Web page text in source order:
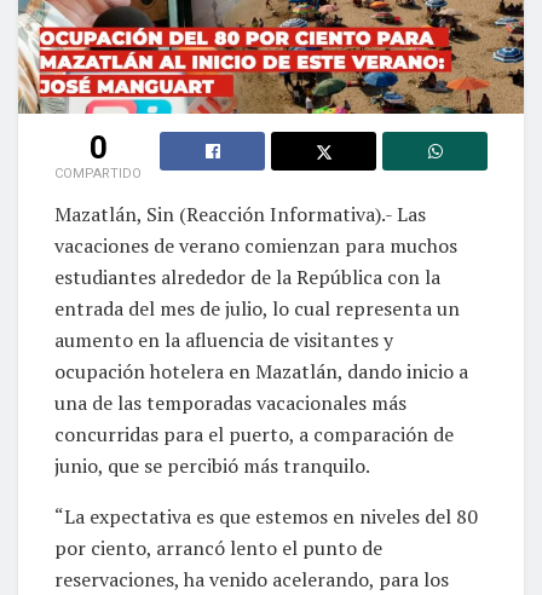
0
COMPARTIDO
Mazatlán, Sin (Reacción Informativa).- Las
vacaciones de verano comienzan para muchos
estudiantes alrededor de la República con la
entrada del mes de julio, lo cual representa un
aumento en la afluencia de visitantes y
ocupación hotelera en Mazatlán, dando inicio a
una de las temporadas vacacionales más
concurridas para el puerto, a comparación de
junio, que se percibió más tranquilo.
“La expectativa es que estemos en niveles del 80
por ciento, arrancó lento el punto de
reservaciones, ha venido acelerando, para los